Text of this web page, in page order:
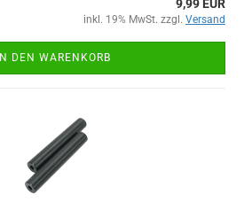
9,99 EUR
inkl. 19% MwSt. zzgl. Versand
IN DEN WARENKORB